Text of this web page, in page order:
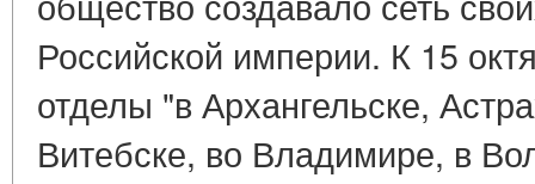
Российской империи. К 15
отделы "в Архангельске,
Витебске, во Владимире, в